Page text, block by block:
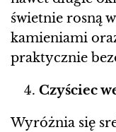
świetnie rosną
kamieniami
praktycznie
Czyściec
Wyróżnia się